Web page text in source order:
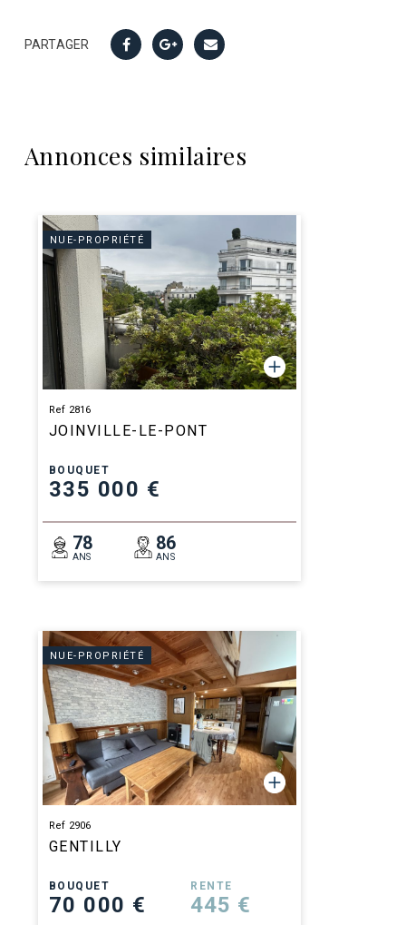
PARTAGER
Annonces similaires
NUE-PROPRIÉTÉ
Ref 2816
JOINVILLE-LE-PONT
BOUQUET
335 000 €
78
ANS
86
ANS
NUE-PROPRIÉTÉ
Ref 2906
GENTILLY
BOUQUET
70 000 €
RENTE
445 €